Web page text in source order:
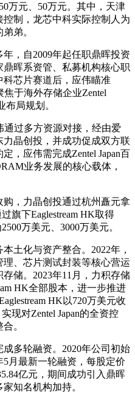
万元、50万元。其中，天津
制，龙芯中科实际控制人为
弟。
，自2009年起任职鼎晖投资
晖系资管、私募机构核心职
科芯片赛道后，应伟瞄准
于海外存储企业Zentel
布局规划。
过多方资源对接，经由爱
力晶创投，并成功促成双方联
，应伟需完成Zentel Japan百
业务发展的核心载体，
购，力晶创投通过杭州矗元拿
旗下Eaglestream HK取得
万美元、3000万美元。
土化与资产整合。2022年，
理、芯片测试封装等核心营运
储。2023年11月，力积存储
HK全部股本，进一步推进
HK以720万美元收
现对Zentel Japan的全资控
。
多轮融资。2020年公司初始
5月最新一轮融资，每股定价
亿元，期间成功引入鼎晖
知名机构加持。